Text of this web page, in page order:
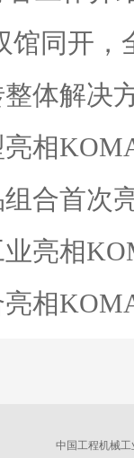
馆同开
体解决
相
合首次
亮相
相
中国工程机械